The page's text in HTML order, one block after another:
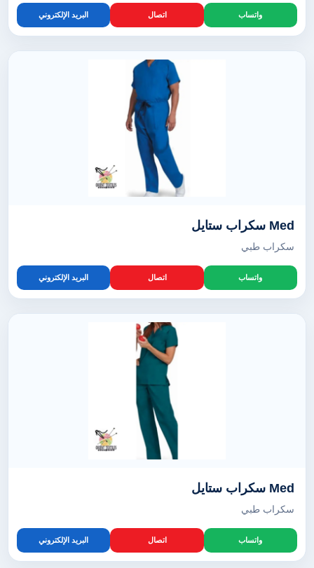
واتساب اتصال البريد الإلكتروني
Med سكراب ستايل
سكراب طبي
واتساب اتصال البريد الإلكتروني
Med سكراب ستايل
سكراب طبي
واتساب اتصال البريد الإلكتروني